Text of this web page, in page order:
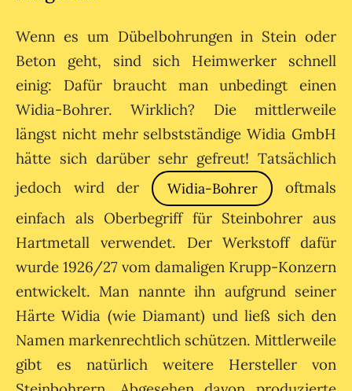
Wenn es um Dübelbohrungen in Stein oder
Beton geht, sind sich Heimwerker schnell
einig: Dafür braucht man unbedingt einen
Widia-Bohrer. Wirklich? Die mittlerweile
längst nicht mehr selbstständige Widia GmbH
hätte sich darüber sehr gefreut! Tatsächlich
jedoch wird der
Widia-Bohrer
oftmals
einfach als Oberbegriff für Steinbohrer aus
Hartmetall verwendet. Der Werkstoff dafür
wurde 1926/27 vom damaligen Krupp-Konzern
entwickelt. Man nannte ihn aufgrund seiner
Härte Widia (wie Diamant) und ließ sich den
Namen markenrechtlich schützen. Mittlerweile
gibt es natürlich weitere Hersteller von